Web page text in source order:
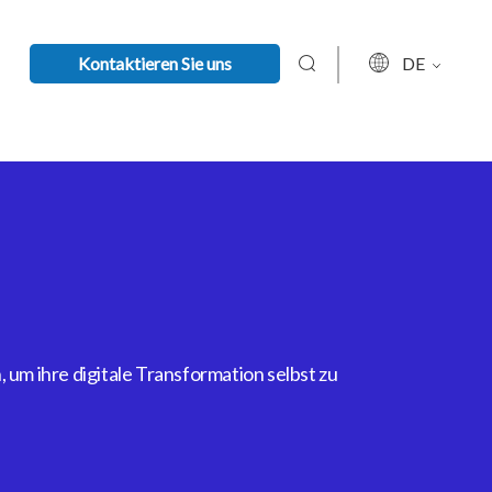
Kontaktieren Sie uns DE
ihre digitale Transformation selbst zu